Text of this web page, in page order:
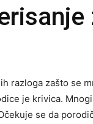
razloga zašto se
je krivica.
se da